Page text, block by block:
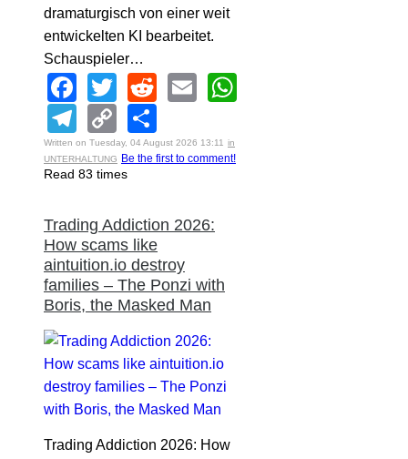
dramaturgisch von einer weit
entwickelten KI bearbeitet.
Schauspieler…
Facebook
TwitterReddit
Email
Telegram
Copy
Link
Written on Tuesday, 04 August 2026 13:11 in
UNTERHALTUNG
Be the first to comment!
Read 83 times
Trading Addiction 2026:
How scams like
aintuition.io destroy
families – The Ponzi with
Boris, the Masked Man
Trading Addiction 2026: How